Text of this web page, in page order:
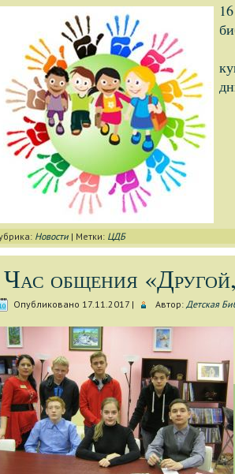
Новости | Метки: ЦДБ
Час общения
Опубликовано 17.11.2017 | Автор: Детская